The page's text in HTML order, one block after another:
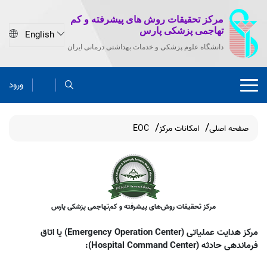
مرکز تحقیقات روش های پیشرفته و کم
تهاجمی پزشکی پارس
دانشگاه علوم پزشکی و خدمات بهداشتی درمانی ایران
ورود
صفحه اصلی امکانات مرکز EOC
مرکز تحقیقات روش‌های پیشرفته و کم‌تهاجمی پزشکی پارس
مرکز هدایت عملیاتی (Emergency Operation Center) یا اتاق
فرماندهی حادثه(Hospital Command Center)
: